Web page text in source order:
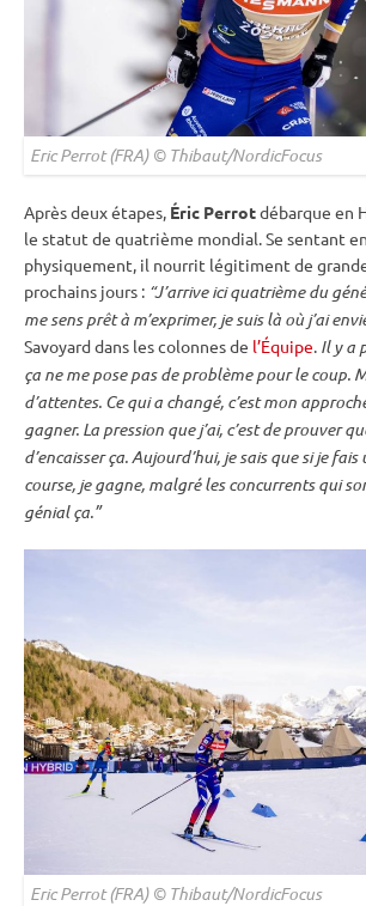
Eric Perrot (FRA) © Thibaut/NordicFocus
Après deux étapes, Éric Perrotdébarque en
le statut de quatrième mondial. Se sentant
physiquement, il nourrit légitiment de
prochains jours : “J’arrive ici quatrième du
me sens prêt à m’exprimer, je suis là où j’ai
Savoyard dans les colonnes de l’Équipe. Il y a
ça ne me pose pas de problème pour le coup.
d’attentes. Ce qui a changé, c’est mon
gagner. La pression que j’ai, c’est de prouver
d’encaisser ça. Aujourd’hui, je sais que si je
course, je gagne, malgré les concurrents qui
génial ça.”
Eric Perrot (FRA) © Thibaut/NordicFocus